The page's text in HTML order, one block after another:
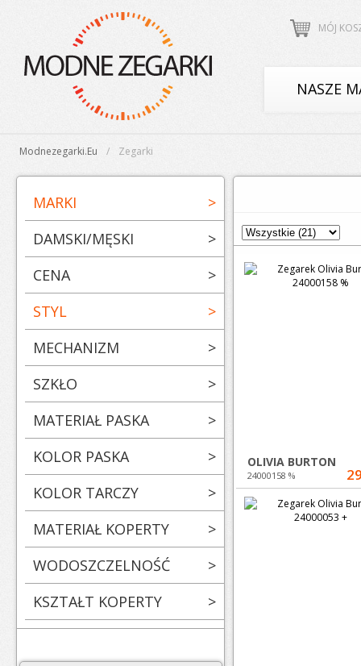
MÓJ
NASZE
Modnezegarki.eu Zegarki
MARKI
>
DAMSKI/MĘSKI
>
CENA
>
STYL
>
MECHANIZM
>
SZKŁO
>
MATERIAŁ PASKA
>
KOLOR PASKA
>
KOLOR TARCZY
>
MATERIAŁ KOPERTY
>
WODOSZCZELNOŚĆ
>
KSZTAŁT KOPERTY
>
OLIVIA BURTON
24000158 %